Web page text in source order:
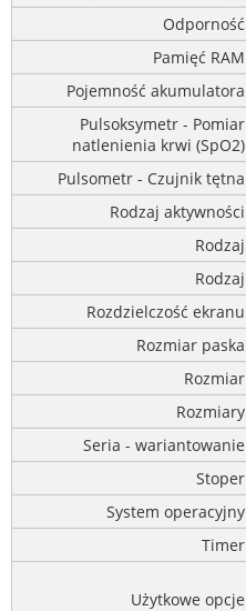
Odporność
Pamięć RAM
Pojemność akumulatora
Pulsoksymetr - Pomiar
natlenienia krwi (SpO2)
Pulsometr - Czujnik tętna
Rodzaj aktywności
Rodzaj
Rodzaj
Rozdzielczość ekranu
Rozmiar paska
Rozmiar
Rozmiary
Seria - wariantowanie
Stoper
System operacyjny
Timer
Użytkowe opcje